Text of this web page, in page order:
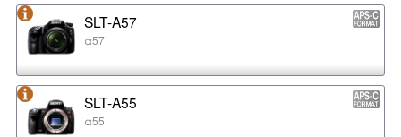
SLT-A57
α57
SLT-A55
α55